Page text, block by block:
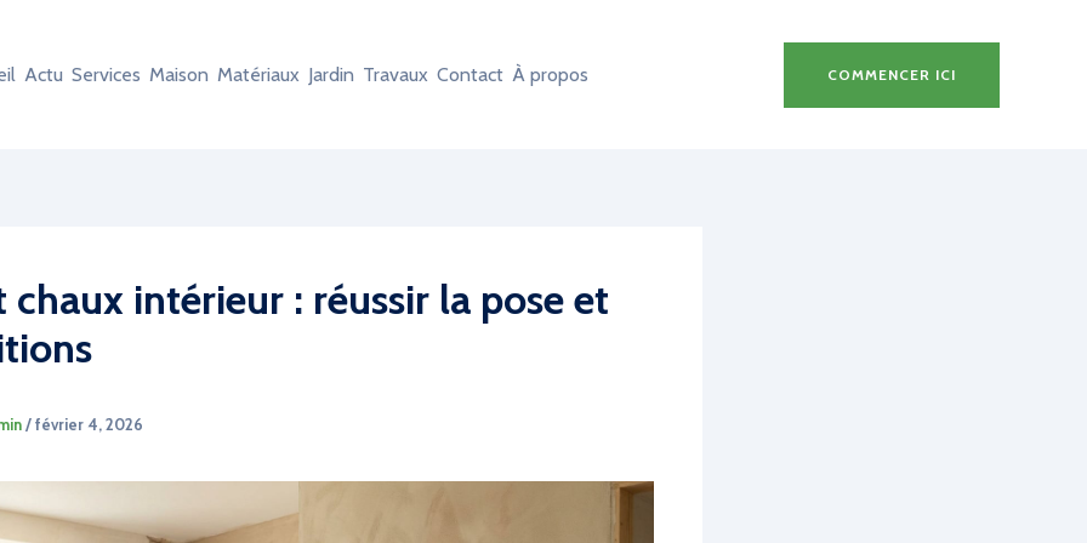
Actu Services Maison Matériaux Jardin Travaux Contact À propos COMMENCER ICI
chaux intérieur : réussir la pose et
/février 4, 2026